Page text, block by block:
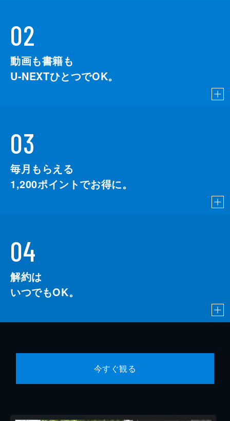
02
動画も書籍も
U-NEXTひとつでOK。
03
毎月もらえる
1,200ポイントでお得に。
04
解約は
いつでもOK。
今すぐ観る